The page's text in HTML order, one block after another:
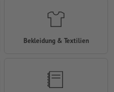
Bekleidung & Textilien